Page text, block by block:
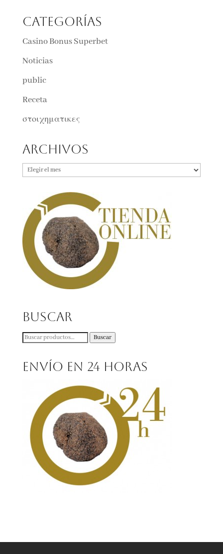
Categorías
Casino Bonus Superbet
Noticias
public
Receta
στοιχηματικες
Archivos
Archivos
Buscar
Buscar
Buscar
Envío en 24 horas